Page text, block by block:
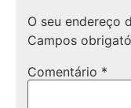
O seu endereço
Campos
Comentário *